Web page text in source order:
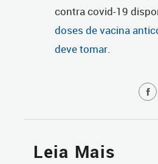
contra covid-19
doses de vacina
deve tomar.
Leia Mais